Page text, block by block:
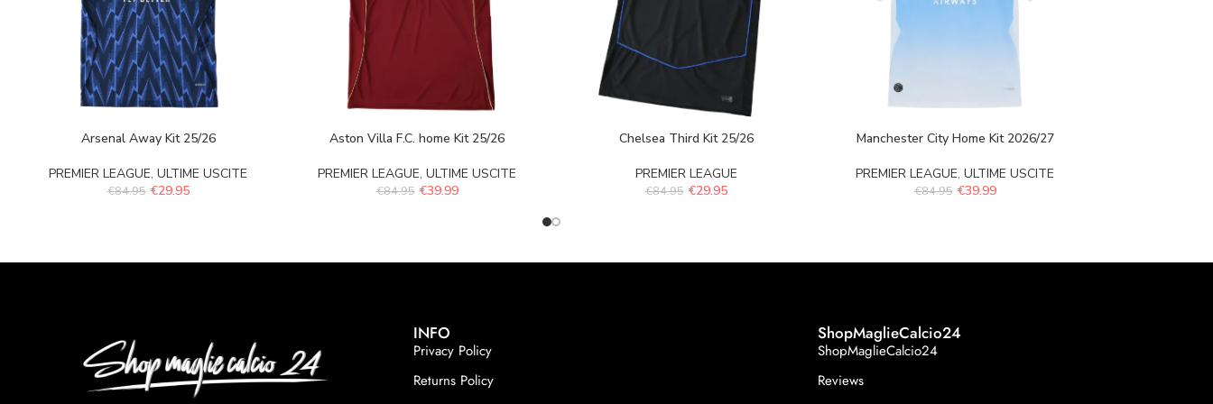
Arsenal Away Kit 25/26
PREMIER LEAGUE, ULTIME USCITE
€84.95 €29.95
Aston Villa F.C. home Kit 25/26
PREMIER LEAGUE, ULTIME USCITE
€84.95 €39.99
Chelsea Third Kit 25/26
PREMIER LEAGUE
€84.95 €29.95
Manchester City Home Kit 2026/27
PREMIER LEAGUE, ULTIME USCITE
€84.95 €39.99
INFO
Privacy Policy
Returns Policy
ShopMaglieCalcio24
ShopMaglieCalcio24
Reviews